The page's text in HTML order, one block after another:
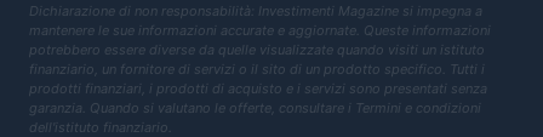
Dichiarazione di non responsabilità: Investimenti Magazine si impegna a
mantenere le sue informazioni accurate e aggiornate. Queste informazioni
potrebbero essere diverse da quelle visualizzate quando visiti un istituto
finanziario, un fornitore di servizi o il sito di un prodotto specifico. Tutti i
prodotti finanziari, i prodotti di acquisto e i servizi sono presentati senza
garanzia. Quando si valutano le offerte, consultare i Termini e condizioni
dell'istituto finanziario.